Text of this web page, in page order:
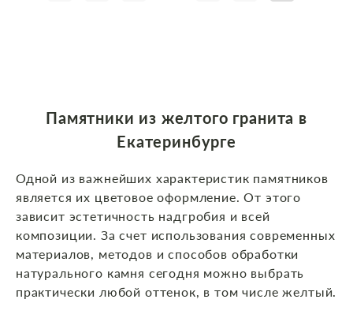
Памятники из желтого гранита в
Екатеринбурге
Одной из важнейших характеристик памятников
является их цветовое оформление. От этого
зависит эстетичность надгробия и всей
композиции. За счет использования современных
материалов, методов и способов обработки
натурального камня сегодня можно выбрать
практически любой оттенок, в том числе желтый.